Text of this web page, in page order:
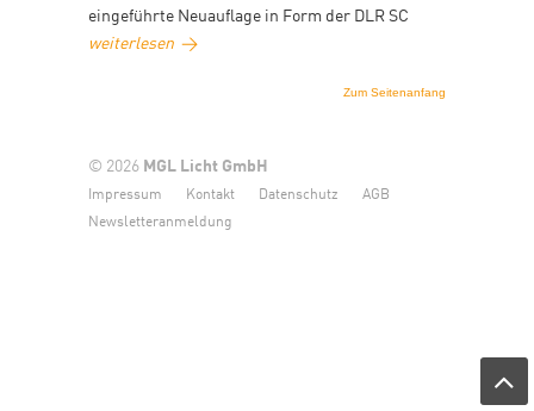
eingeführte Neuauflage in Form der DLR SC
weiterlesen →
Zum Seitenanfang
© 2026 MGL Licht GmbH
Impressum Kontakt Datenschutz
AGB
Newsletteranmeldung